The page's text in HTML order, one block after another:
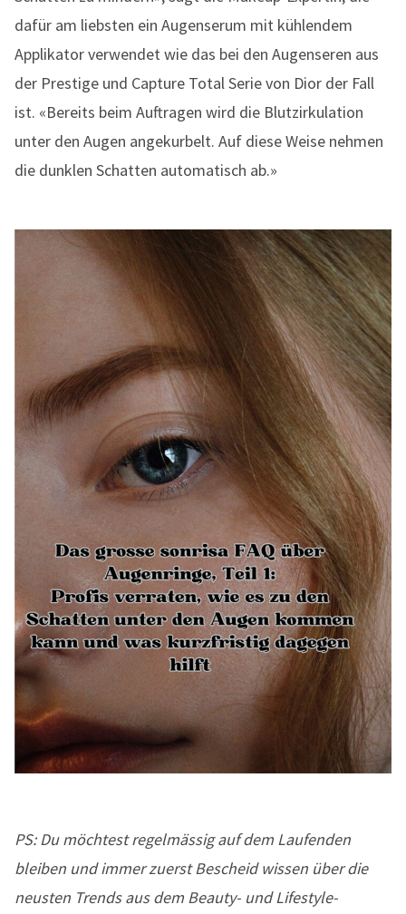
dafür am liebsten ein Augenserum mit kühlendem
Applikator verwendet wie das bei den Augenseren aus
der Prestige und Capture Total Serie von Dior der Fall
ist. «Bereits beim Auftragen wird die Blutzirkulation
unter den Augen angekurbelt. Auf diese Weise nehmen
die dunklen Schatten automatisch ab.»
PS: Du möchtest regelmässig auf dem Laufenden
bleiben und immer zuerst Bescheid wissen über die
neusten Trends aus dem Beauty- und Lifestyle-